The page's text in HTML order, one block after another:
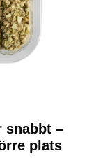
snabbt –
plats